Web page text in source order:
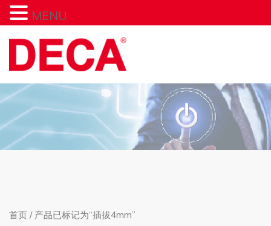
content
首页 / 产品已标记为“插拔4mm”
MENU